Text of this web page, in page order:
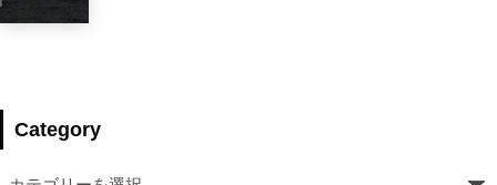
Category